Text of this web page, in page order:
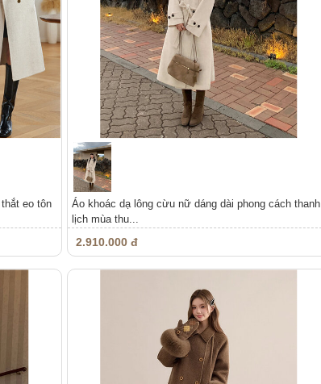
eo tôn
Áo khoác dạ lông cừu nữ dáng dài phong cách thanh
lịch mùa thu...
2.910.000 đ